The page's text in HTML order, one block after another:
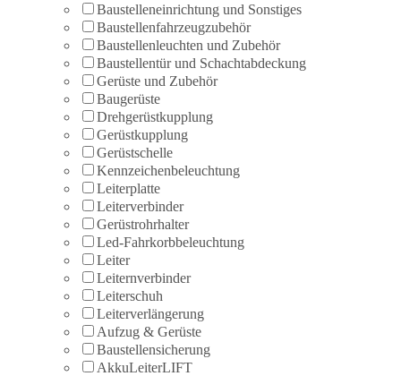
Baustelleneinrichtung und Sonstiges
Baustellenfahrzeugzubehör
Baustellenleuchten und Zubehör
Baustellentür und Schachtabdeckung
Gerüste und Zubehör
Baugerüste
Drehgerüstkupplung
Gerüstkupplung
Gerüstschelle
Kennzeichenbeleuchtung
Leiterplatte
Leiterverbinder
Gerüstrohrhalter
Led-Fahrkorbbeleuchtung
Leiter
Leiternverbinder
Leiterschuh
Leiterverlängerung
Aufzug & Gerüste
Baustellensicherung
AkkuLeiterLIFT